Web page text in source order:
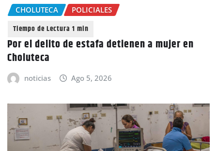
CHOLUTECA POLICIALES
Por el delito de estafa detienen a mujer en
Choluteca
noticias Ago 5, 2026